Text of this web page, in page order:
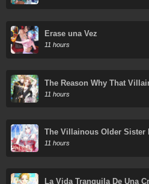
Érase una Vez
11 hours
The Reason Why That
Sword
11 hours
The Villainous Older Sister
11 hours
La Vida Tranquila De Una